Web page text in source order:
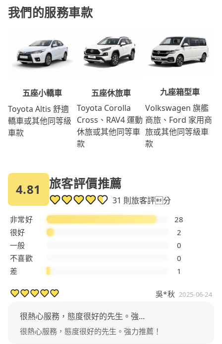
我們的服務車款
五座小轎車
Toyota Altis 舒適
轎車或其他同等級
車款
五座休旅車
Toyota Corolla
Cross、RAV4 運動
休旅或其他同等車
款
九座箱型車
Volkswagen 旗艦
商旅、Ford 家用商
旅或其他同等級車
款
4.81 旅客評價推薦
31 則旅客評分
非常好
28
很好
2
一般
0
不喜歡
0
差
1
吳*秋 2025-06-24
很熱心服務，態度很好的先生。強...
很熱心服務，態度很好的先生。強力推薦！